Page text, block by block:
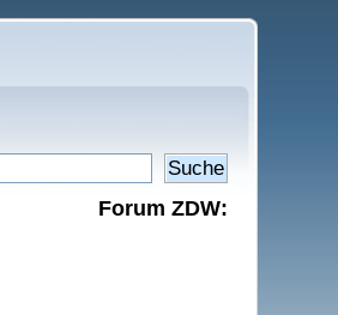
Forum ZDW: